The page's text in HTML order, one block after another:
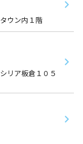
ウン内１階
リア板倉１０５